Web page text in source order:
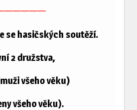
se hasičských soutěží.
2 družstva,
všeho věku)
všeho věku).